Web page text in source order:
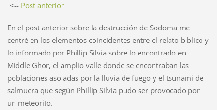
<-- Post anterior
En el post anterior sobre la destrucción de Sodoma me
centré en los elementos coincidentes entre el relato bíblico y
lo informado por Phillip Silvia sobre lo encontrado en
Middle Ghor, el amplio valle donde se encontraban las
poblaciones asoladas por la lluvia de fuego y el tsunami de
salmuera que según Phillip Silvia pudo ser provocado por
un meteorito.